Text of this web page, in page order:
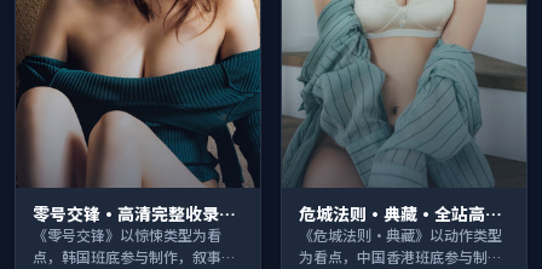
零号交锋·高清完整收录适
合周末一口气刷完
《零号交锋》以惊悚类型为看
点，韩国班底参与制作，叙事完
危城法则·典藏·全站高分
推荐节奏紧凑值得追看
《危城法则·典藏》以动作类型
为看点，中国香港班底参与制